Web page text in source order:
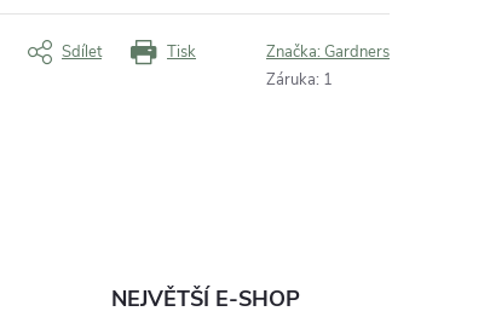
Tisk
Sdílet Značka: Gardners
Záruka: 1
NEJVĚTŠÍ E-SHOP